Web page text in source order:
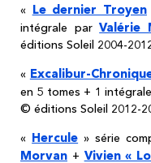
« Le dernier Troyen
intégrale parValérie
éditions Soleil 2004-
« Excalibur-
en 5 tomes + 1
© éditions Soleil 2012-
« Hercule » série
Morvan + Vivien «